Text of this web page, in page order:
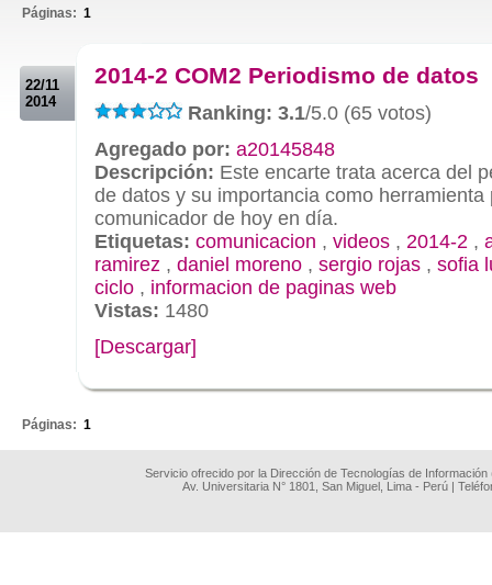
Páginas: 1
22/11
2014
2014-2 COM2 Periodismo de datos
Ranking: 3.1/5.0 (65 votos)
Agregado por: a20145848
Descripción: Este encarte trata acerca del
de datos y su importancia como
comunicador de hoy en día.
Etiquetas: comunicacion , videos , 2014-2 ,
ramirez , daniel moreno , sergio rojas , sofia
ciclo , informacion de paginas web
Vistas: 1480
[Descargar]
Páginas: 1
Servicio ofrecido por la Dirección de Tecnologías de
Av. Universitaria N° 1801, San Miguel, Lima - Perú |